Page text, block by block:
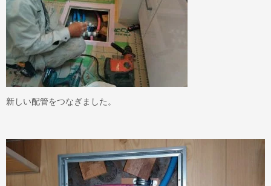
新しい配管をつなぎました。